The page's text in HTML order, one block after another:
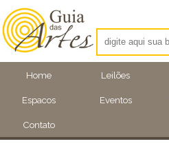
Home Leilões
Espacos Eventos
Contato